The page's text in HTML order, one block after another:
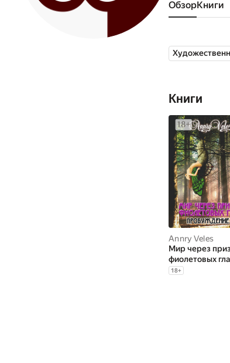
Обзор книги
Книги
Annry Veles
Мир через
фиолетовых
Пробуждение
18+